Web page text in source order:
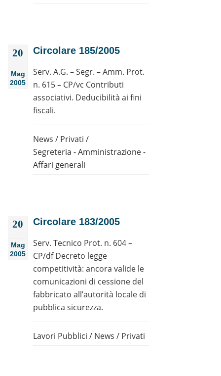
20
Mag
2005
Circolare 185/2005
Serv. A.G. – Segr. – Amm. Prot.
n. 615 – CP/vc Contributi
associativi. Deducibilità ai fini
fiscali.
News / Privati /
Segreteria - Amministrazione -
Affari generali
20
Mag
2005
Circolare 183/2005
Serv. Tecnico Prot. n. 604 –
CP/df Decreto legge
competitività: ancora valide le
comunicazioni di cessione del
fabbricato all’autorità locale di
pubblica sicurezza.
Lavori Pubblici / News / Privati